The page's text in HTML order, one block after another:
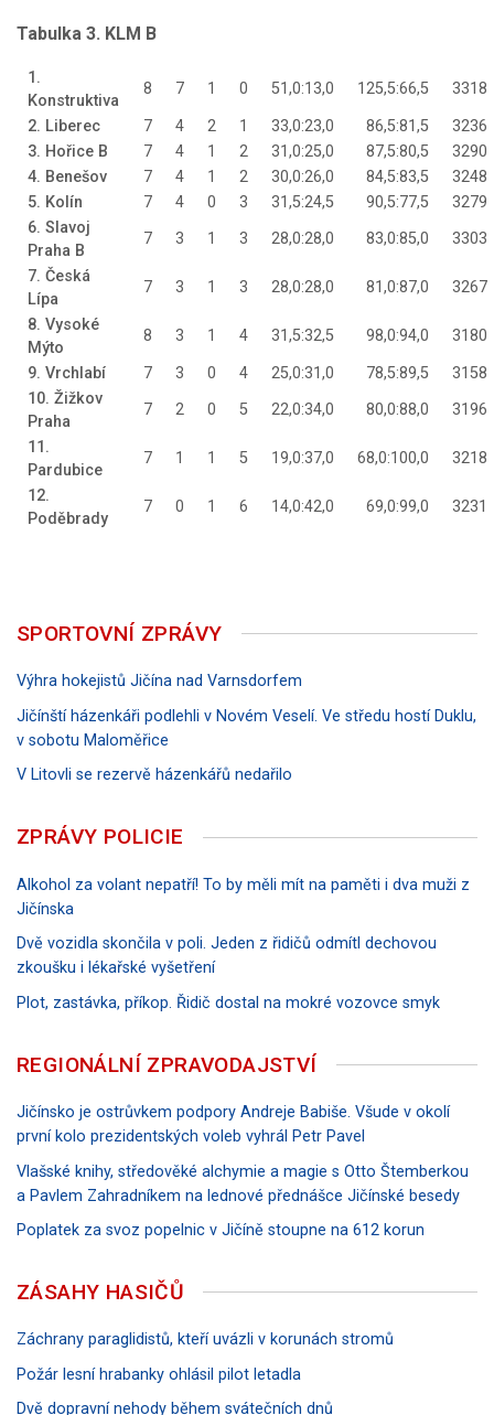
Tabulka 3. KLM B
1.
Konstruktiva
8 7 1 0 51,0:13,0 125,5:66,5
3318
2. Liberec
7 4 2 1 33,0:23,0 86,5:81,5
3236
3. Hořice B
7 4 1 2 31,0:25,0 87,5:80,5
3290
4. Benešov
7 4 1 2 30,0:26,0 84,5:83,5
3248
5. Kolín
7 4 0 3 31,5:24,5 90,5:77,5
3279
6. Slavoj
Praha B
7 3 1 3 28,0:28,0 83,0:85,0
3303
7. Česká
Lípa
7 3 1 3 28,0:28,0 81,0:87,0
3267
8. Vysoké
Mýto
8 3 1 4 31,5:32,5 98,0:94,0
3180
9. Vrchlabí
7 3 0 4 25,0:31,0 78,5:89,5
3158
10. Žižkov
Praha
7 2 0 5 22,0:34,0 80,0:88,0
3196
11.
Pardubice
7 1 1 5 19,0:37,0 68,0:100,0
3218
12.
Poděbrady
7 0 1 6 14,0:42,0 69,0:99,0 3231
SPORTOVNÍ ZPRÁVY
Výhra hokejistů Jičína nad Varnsdorfem
Jičínští házenkáři podlehli v Novém Veselí. Ve středu hostí Duklu,
v sobotu Maloměřice
V Litovli se rezervě házenkářů nedařilo
ZPRÁVY POLICIE
Alkohol za volant nepatří! To by měli mít na paměti i dva muži z
Jičínska
Dvě vozidla skončila v poli. Jeden z řidičů odmítl dechovou
zkoušku i lékařské vyšetření
Plot, zastávka, příkop. Řidič dostal na mokré vozovce smyk
REGIONÁLNÍ ZPRAVODAJSTVÍ
Jičínsko je ostrůvkem podpory Andreje Babiše. Všude v okolí
první kolo prezidentských voleb vyhrál Petr Pavel
Vlašské knihy, středověké alchymie a magie s Otto Štemberkou
a Pavlem Zahradníkem na lednové přednášce Jičínské besedy
Poplatek za svoz popelnic v Jičíně stoupne na 612 korun
ZÁSAHY HASIČŮ
Záchrany paraglidistů, kteří uvázli v korunách stromů
Požár lesní hrabanky ohlásil pilot letadla
Dvě dopravní nehody během svátečních dnů